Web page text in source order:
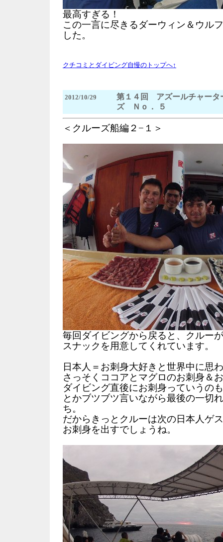
最高すぎる！
この一言に尽きるダーウィン＆ウル
した。
クチコミとダイビング自慢のトップへ↑
2012/10/29
第１４回 アズールチャータ
ズ Ｎｏ． ５
＜クルーズ船編２−１＞
毎回ダイビングから戻ると、クルー
スナックを用意してくれています。
日本人＝お刺身大好きと世界中に思
さっそくココアとマグロのお刺身＆
ダイビング直後にお刺身っていうの
とかブツブツ言いながら最後の一切
ち。
だからきっとクルーは次の日本人ゲ
お刺身を出すでしょうね。